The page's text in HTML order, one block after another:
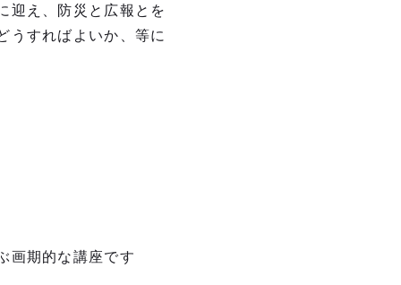
迎え、防災と広報とを
うすればよいか、等に
画期的な講座です